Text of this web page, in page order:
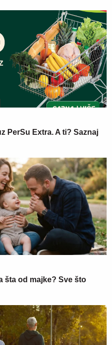
PerSu Extra. A ti? Saznaj
šta od majke? Sve što